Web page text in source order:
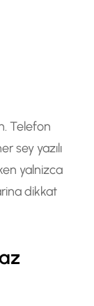
Telefon
sey yazılı
yalnizca
dikkat